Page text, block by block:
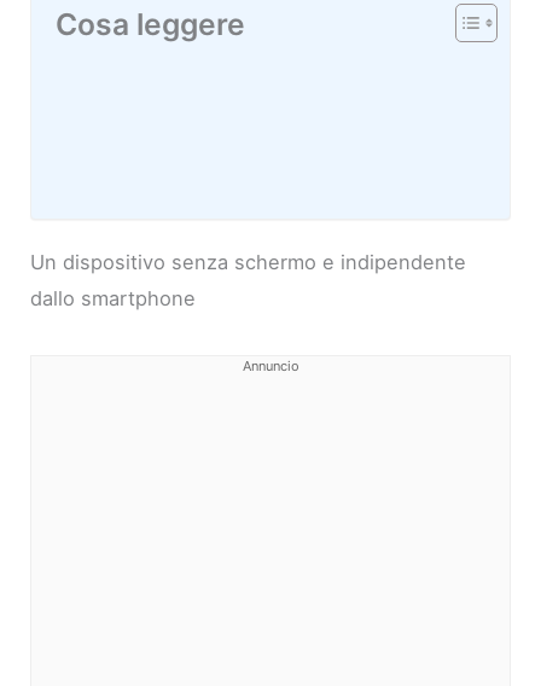
Cosa leggere
Un dispositivo senza schermo e indipendente
dallo smartphone
Annuncio